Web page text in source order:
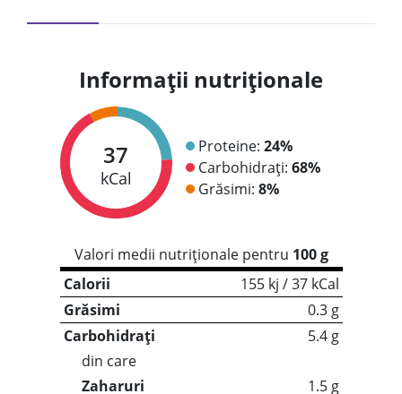
Informații nutriționale
37
kCal
Proteine: 24%
Carbohidrați: 68%
Grăsimi: 8%
Valori medii nutriționale pentru 100 g
Calorii
155 kj / 37 kCal
Grăsimi
0.3 g
Carbohidrați
5.4 g
din care
Zaharuri
1.5 g